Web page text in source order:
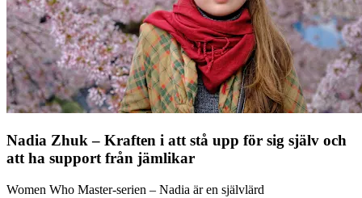
Nadia Zhuk – Kraften i att stå upp för sig själv och
att ha support från jämlikar
Women Who Master-serien – Nadia är en självlärd